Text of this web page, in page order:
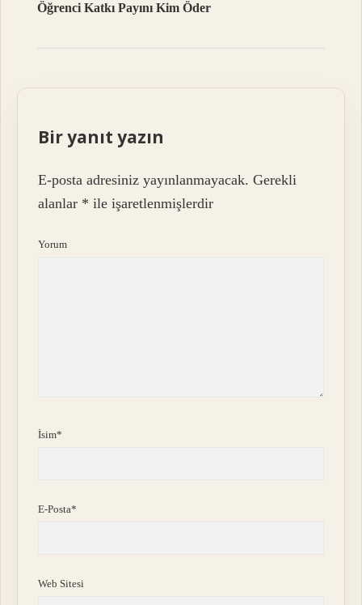
Öğrenci Katkı Payını Kim Öder
Bir yanıt yazın
E-posta adresiniz yayınlanmayacak. Gerekli
alanlar * ile işaretlenmişlerdir
Yorum
İsim*
E-Posta*
Web Sitesi